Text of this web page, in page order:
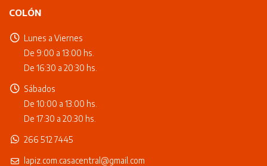
COLÓN
Lunes a Viernes
De 9:00 a 13:00 hs.
De 16:30 a 20:30 hs.
Sábados
De 10:00 a 13:00 hs.
De 17:30 a 20:30 hs.
266 512 7445
lapiz.com.casacentral@gmail.com